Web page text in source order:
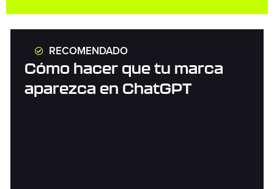
RECOMENDADO
Cómo hacer que tu marca
aparezca en ChatGPT